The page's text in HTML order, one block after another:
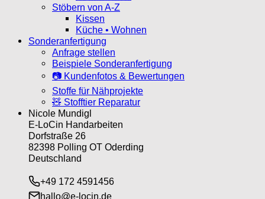
Stöbern von A-Z
Kissen
Küche • Wohnen
Sonderanfertigung
Anfrage stellen
Beispiele Sonderanfertigung
📷 Kundenfotos & Bewertungen
Stoffe für Nähprojekte
🧸 Stofftier Reparatur
Nicole Mundigl
E-LoCin Handarbeiten
Dorfstraße 26
82398 Polling OT Oderding
Deutschland
+49 172 4591456
hallo@e-locin.de